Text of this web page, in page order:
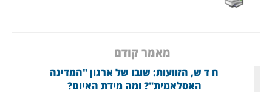
מאמר קודם
ח ד ש, הזוועות: שובו של ארגון "המדינה
האסלאמית"? ומה מידת האיום?